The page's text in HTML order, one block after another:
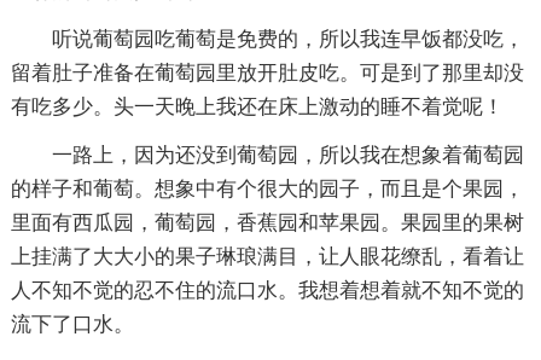
听说葡萄园吃葡萄是免费的，所以我连早饭都没吃，
留着肚子准备在葡萄园里放开肚皮吃。可是到了那里却没
有吃多少。头一天晚上我还在床上激动的睡不着觉呢！
一路上，因为还没到葡萄园，所以我在想象着葡萄园
的样子和葡萄。想象中有个很大的园子，而且是个果园，
里面有西瓜园，葡萄园，香蕉园和苹果园。果园里的果树
上挂满了大大小的果子琳琅满目，让人眼花缭乱，看着让
人不知不觉的忍不住的流口水。我想着想着就不知不觉的
流下了口水。